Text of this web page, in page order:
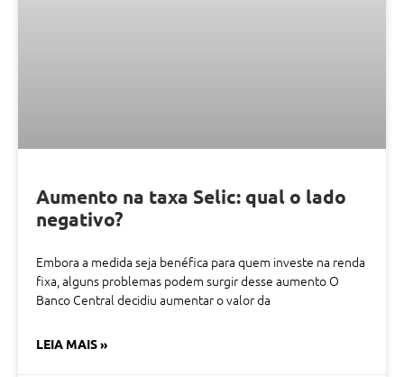
Aumento na taxa Selic: qual o lado
negativo?
Embora a medida seja benéfica para quem investe na renda
fixa, alguns problemas podem surgir desse aumento O
Banco Central decidiu aumentar o valor da
LEIA MAIS »